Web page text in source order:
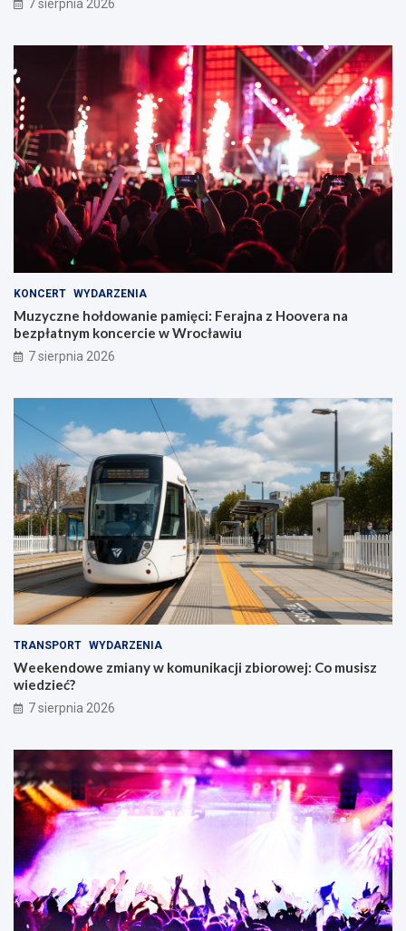
7 sierpnia 2026
KONCERT WYDARZENIA
Muzyczne hołdowanie pamięci: Ferajna z Hoovera na
bezpłatnym koncercie w Wrocławiu
7 sierpnia 2026
TRANSPORT WYDARZENIA
Weekendowe zmiany w komunikacji zbiorowej: Co musisz
wiedzieć?
7 sierpnia 2026